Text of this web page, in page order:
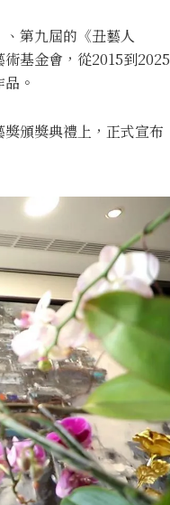
第九屆的《丑藝人
基金會，從2015到2025
。
頒獎典禮上，正式宣布